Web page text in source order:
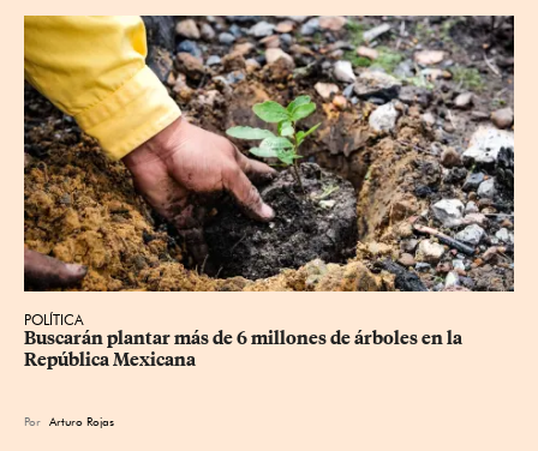
POLÍTICA
Buscarán plantar más de 6 millones de árboles en la
República Mexicana
Por Arturo Rojas